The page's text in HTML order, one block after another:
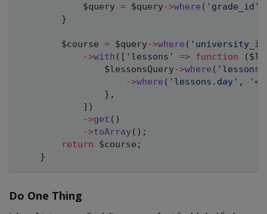
$query = $query->where ( 'grade_id'
}
$course = $query->where (
->with ( [ 'lessons' => function (
$lessonsQuery->where (
->where ( 'lessons.day' ,
} ,
] )
->get ( )
->toArray ( ) ;
return
$course ;
}
Do One Thing